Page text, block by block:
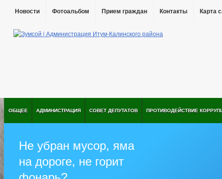
Новости Фотоальбом Прием граждан Контакты Карта
ОБЩЕЕ АДМИНИСТРАЦИЯ СОВЕТ ДЕПУТАТОВ ПРОТИВОДЕЙСТВИЕ
Не убран мусор, яма
на дороге, не горит